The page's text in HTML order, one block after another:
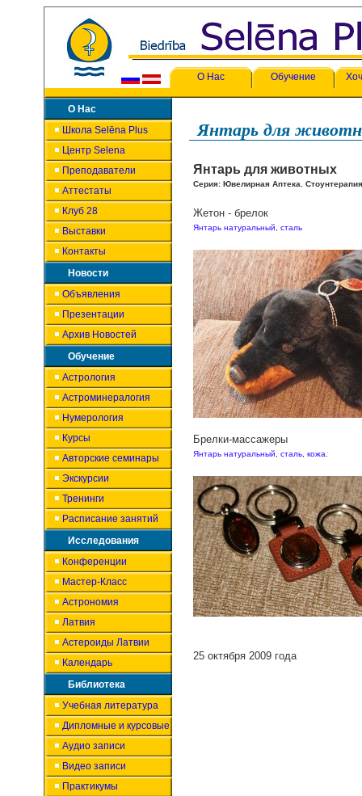
О Нас Обучение
О Нас
Школа Selēna Plus
Центр Selena
Преподаватели
Аттестаты
Клуб 28
Выставки
Контакты
Новости
Объявления
Презентации
Архив Новостей
Обучение
Астрология
Астроминералогия
Нумерология
Курсы
Авторские семинары
Экскурсии
Тренинги
Расписание занятий
Исследования
Конференции
Мастер-Класс
Астрономия
Латвия
Астероиды Латвии
Календарь
Библиотека
Учебная литература
Дипломные и курсовые
Аудио записи
Видео записи
Практикумы
Янтарь для
Янтарь для животных
Серия: Ювелирная Аптека.
Жетон - брелок
Янтарь натуральный, сталь
Брелки-массажеры
Янтарь натуральный, сталь, кожа.
25 октября 2009 года